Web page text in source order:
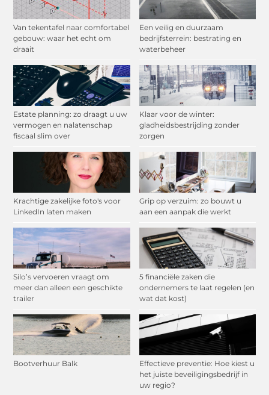
Van tekentafel naar comfortabel
gebouw: waar het echt om
draait
Een veilig en duurzaam
bedrijfsterrein: bestrating en
waterbeheer
Estate planning: zo draagt u uw
vermogen en nalatenschap
fiscaal slim over
Klaar voor de winter:
gladheidsbestrijding zonder
zorgen
Krachtige zakelijke foto's voor
LinkedIn laten maken
Grip op verzuim: zo bouwt u
aan een aanpak die werkt
Silo’s vervoeren vraagt om
meer dan alleen een geschikte
trailer
5 financiële zaken die
ondernemers te laat regelen (en
wat dat kost)
Bootverhuur Balk
Effectieve preventie: Hoe kiest u
het juiste beveiligingsbedrijf in
uw regio?